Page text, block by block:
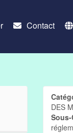
Contact
DES